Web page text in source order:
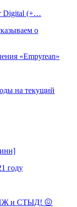
Digital (+…
о
«Empyrean»
на текущий
году
и СТЫД! 😖